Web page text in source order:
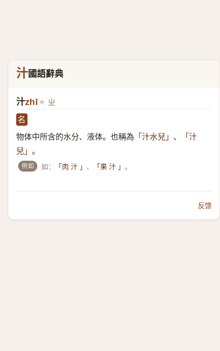
汁國語辭典
汁zhī ㄓ
名
物体中所含的水分、液体。也稱為 「汁水兒」 、
「汁
兒」 。
例如 如： 「肉 汁 」 、 「果 汁 」。
反馈